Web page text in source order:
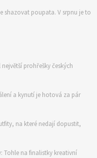
shazovat poupata. V srpnu je to
prohřešky českých
a kynutí je hotová za pár
na které nedají dopustit,
Tohle na finalistky kreativní